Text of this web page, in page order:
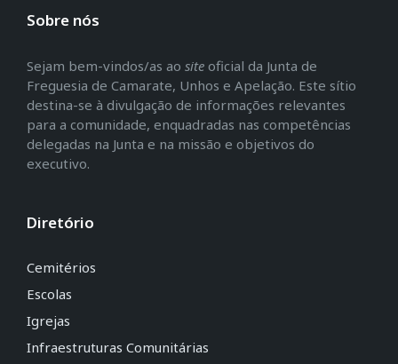
Sobre nós
Sejam bem-vindos/as ao site oficial da Junta de
Freguesia de Camarate, Unhos e Apelação. Este sítio
destina-se à divulgação de informações relevantes
para a comunidade, enquadradas nas competências
delegadas na Junta e na missão e objetivos do
executivo.
Diretório
Cemitérios
Escolas
Igrejas
Infraestruturas Comunitárias